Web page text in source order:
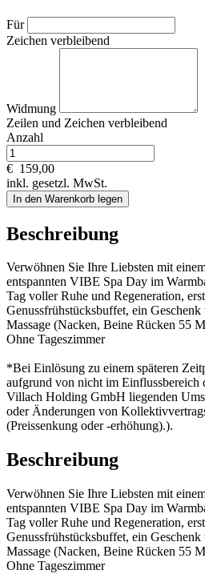
Für
Zeichen verbleibend
Widmung
Zeilen und Zeichen verbleibend
Anzahl
€ 159,00
inkl. gesetzl. MwSt.
In den Warenkorb legen
Beschreibung
Verwöhnen Sie Ihre Liebsten mit
entspannten VIBE Spa Day im
Tag voller Ruhe und Regeneration,
Genussfrühstücksbuffet, ein
Massage (Nacken, Beine Rücken 55
Ohne Tageszimmer
*Bei Einlösung zu einem späteren
aufgrund von nicht im Einflussbereich
Villach Holding GmbH liegenden
oder Änderungen von
(Preissenkung oder -erhöhung).).
Beschreibung
Verwöhnen Sie Ihre Liebsten mit
entspannten VIBE Spa Day im
Tag voller Ruhe und Regeneration,
Genussfrühstücksbuffet, ein
Massage (Nacken, Beine Rücken 55
Ohne Tageszimmer